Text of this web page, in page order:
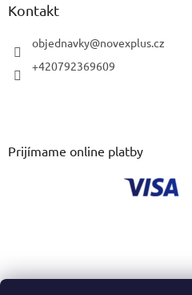
Kontakt
objednavky@novexplus.cz
+420792369609
Prijímame online platby